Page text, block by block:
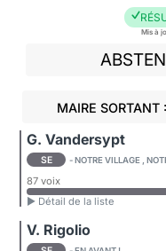
Mis à
MAIRE SORTANT
G. Vandersypt
SE - NOTRE VILLAGE ,
87 voix
► Détail de la liste
V. Rigolio